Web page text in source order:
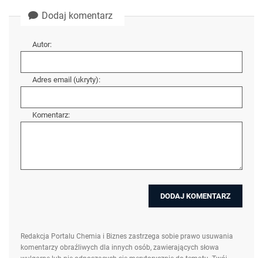
Dodaj komentarz
Autor:
Adres email (ukryty):
Komentarz:
Redakcja Portalu Chemia i Biznes zastrzega sobie prawo usuwania
komentarzy obraźliwych dla innych osób, zawierających słowa